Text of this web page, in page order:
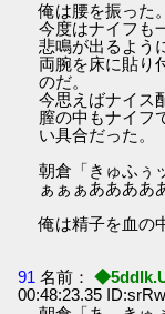
俺は腰を振った。
今度はナイフも
悲鳴が出るよう
両腕を床に貼り
のだ。
今思えばナイス
膣の中もナイフ
い具合だった。
朝倉「きゅふ
ぁぁぁああああ
俺は精子を血の
91 名前：
00:48:23.35